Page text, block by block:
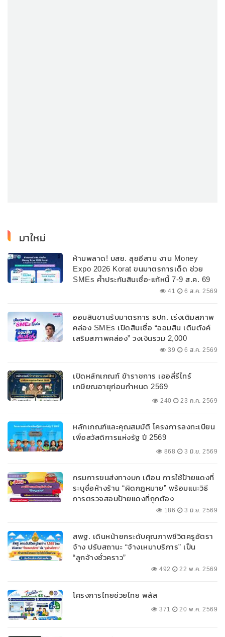
มาใหม่
ห้ามพลาด! บสย. ลุยอีสาน งาน Money
Expo 2026 Korat ขนมาตรการเด็ด ช่วย
SMEs ค้ำประกันสินเชื่อ-แก้หนี้ 7-9 ส.ค. 69
41 6 ส.ค. 2569
ออมสินขานรับมาตรการ ธปท. เร่งเติมสภาพ
คล่อง SMEs เปิดสินเชื่อ “ออมสิน เติมตังค์
เสริมสภาพคล่อง” วงเงินรวม 2,000
ลบ.สนับสนุนเงินทุนหมุนเวียนวงเงินกู้สูงสุด
39 6 ส.ค. 2569
เปิดหลักเกณฑ์ ข้าราชการ เออลี่รีไทร์
เกษียณอายุก่อนกำหนด 2569
240 23 ก.ค. 2569
หลักเกณฑ์และคุณสมบัติ โครงการลงทะเบียน
เพื่อสวัสดิการแห่งรัฐ ปี 2569
868 3 มิ.ย. 2569
กรมการขนส่งทางบก เตือน การใช้ป้ายแดงที่
ระบุชื่อห้างร้าน “ผิดกฎหมาย” พร้อมแนะวิธี
การตรวจสอบป้ายแดงที่ถูกต้อง
186 3 มิ.ย. 2569
สพฐ. เดินหน้ายกระดับคุณภาพชีวิตครูอัตรา
จ้าง ปรับสถานะ “จ้างเหมาบริการ” เป็น
“ลูกจ้างชั่วคราว”
492 22 พ.ค. 2569
โครงการไทยช่วยไทย พลัส
371 20 พ.ค. 2569